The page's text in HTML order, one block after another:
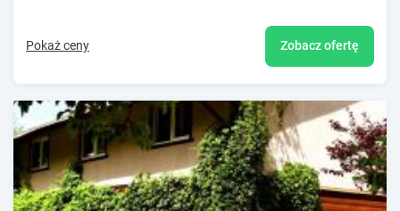
Pokaż ceny Zobacz ofertę